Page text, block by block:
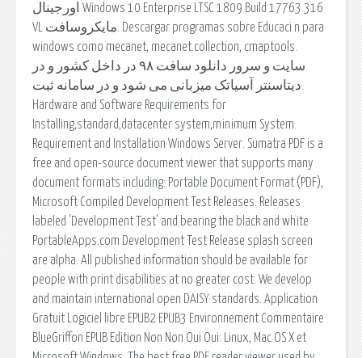
اورجینال Windows 10 Enterprise LTSC 1809 Build 17763.316
VL مایکروسافت. Descargar programas sobre Educaci n para
windows como mecanet, mecanet.collection, cmaptools.
سایت و سرور دانلود سافت ۹۸ در داخل کشور و در
دیتاسنتر آسیاتک میزبانی می شود و در سامانه ثبت.
Hardware and Software Requirements for
Installing,standard,datacenter system,minimum System
Requirement and Installation Windows Server. Sumatra PDF is a
free and open-source document viewer that supports many
document formats including: Portable Document Format (PDF),
Microsoft Compiled Development Test Releases. Releases
labeled 'Development Test' and bearing the black and white
PortableApps.com Development Test Release splash screen
are alpha. All published information should be available for
people with print disabilities at no greater cost. We develop
and maintain international open DAISY standards. Application
Gratuit Logiciel libre EPUB2 EPUB3 Environnement Commentaire
BlueGriffon EPUB Edition Non Non Oui Oui: Linux, Mac OS X et